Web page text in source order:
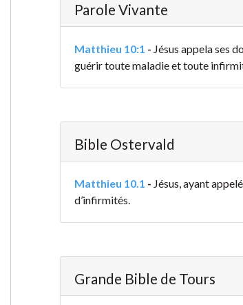
Parole Vivante
Matthieu 10:1 - Jésus appela ses
guérir toute maladie et toute
Bible Ostervald
Matthieu 10.1 - Jésus, ayant
d’infirmités.
Grande Bible de Tours